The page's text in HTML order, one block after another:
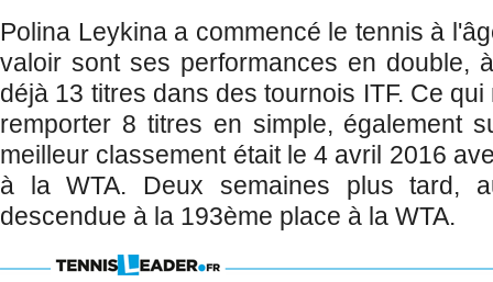
Polina Leykina a commencé le tennis à
valoir sont ses performances en double,
déjà 13 titres dans des tournois ITF. Ce
remporter 8 titres en simple, également
meilleur classement était le 4 avril 2016
à la WTA. Deux semaines plus tard,
descendue à la 193ème place à la WTA.